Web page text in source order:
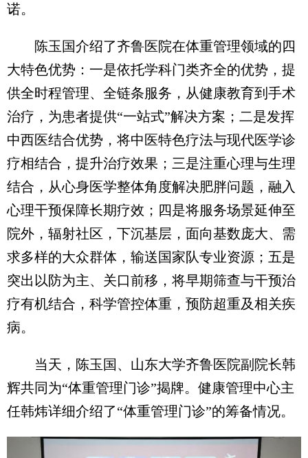
诺。
陈玉国介绍了齐鲁医院在体重管理领域的四
大特色优势：一是依托学科门类齐全的优势，提
供全时程管理、全链条服务，从健康教育到手术
治疗，为患者提供“一站式”解决方案；二是发挥
中西医结合优势，将中医特色疗法与现代医学诊
疗相结合，提升治疗效果；三是注重心理与生理
结合，从心身医学整体角度解决肥胖问题，融入
心理干预保障长期疗效；四是将服务场景延伸至
院外，辐射社区，下沉基层，面向基数庞大、需
求多样的大众群体，输送国家队专业资源；五是
突出以防为主、关口前移，将早期筛查与干预治
疗有机结合，科学管控体重，预防超重及相关疾
病。
当天，陈玉国、山东大学齐鲁医院副院长韩
辉共同为“体重管理门诊”揭牌。健康管理中心主
任韩炜详细介绍了“体重管理门诊”的筹备情况。